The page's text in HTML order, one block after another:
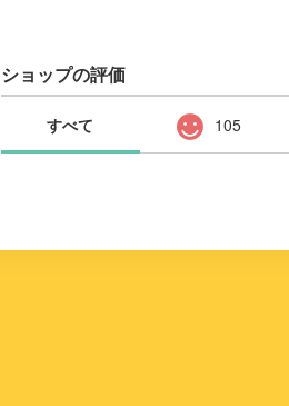
ショップの評価
すべて 105